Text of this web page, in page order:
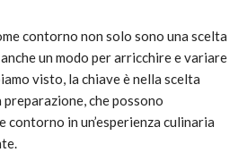
contorno non solo sono una scelta
anche un modo per arricchire e variare
visto, la chiave è nella scelta
che possono
contorno in un’esperienza culinaria